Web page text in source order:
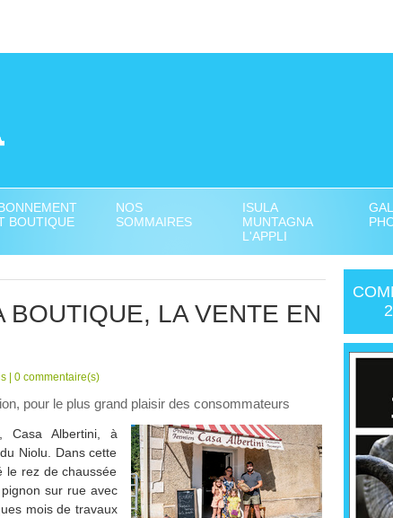
BOUTIQUE
NOS
SOMMAIRES
ISULA
MUNTAGNA
L'APPLI
BOUTIQUE, LA VENTE EN
| 0commentaire(s)
pour le plus grand plaisir des consommateurs
Casa Albertini, à
Niolu. Dans cette
le rez de chaussée
sur rue avec
mois de travaux